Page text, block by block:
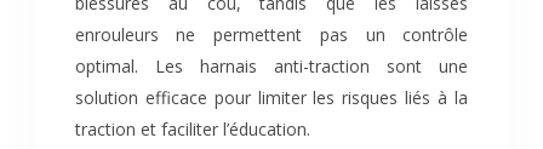
enrouleurs ne permettent pas un contrôle
optimal. Les harnais anti-traction sont une
solution efficace pour limiter les risques liés à la
traction et faciliter l’éducation.